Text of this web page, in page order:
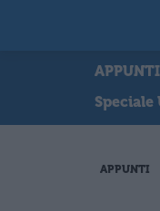
APPUNTI
APPUNTI